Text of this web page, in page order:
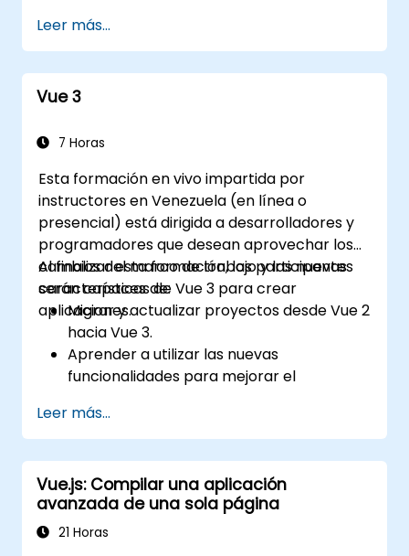
Leer más...
Vue 3
7 Horas
Esta formación en vivo impartida por
instructores en Venezuela (en línea o
presencial) está dirigida a desarrolladores y
programadores que desean aprovechar los
cambios del marco de trabajo y las nuevas
características de Vue 3 para crear
aplicaciones.
Al finalizar esta formación, los participantes
serán capaces de:
Migrar y actualizar proyectos desde Vue 2
hacia Vue 3.
Aprender a utilizar las nuevas
funcionalidades para mejorar el
Probar y aplicar Vue 3 para construir
aplicaciones mantenibles y confiables.
Leer más...
Vue.js: Compilar una aplicación
avanzada de una sola página
21 Horas